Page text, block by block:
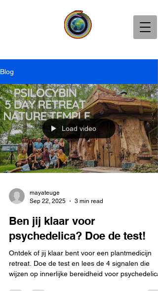
Blog
Load video
mayateuge
Sep 22, 2025
3 min read
Ben jij klaar voor
psychedelica? Doe de test!
Ontdek of jij klaar bent voor een plantmedicijn
retreat. Doe de test en lees de 4 signalen die
wijzen op innerlijke bereidheid voor